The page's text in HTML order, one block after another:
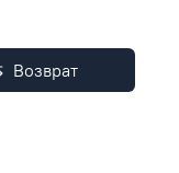
Возврат